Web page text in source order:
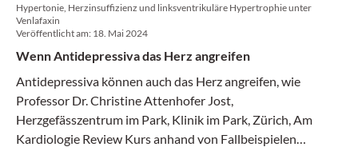
Hypertonie, Herzinsuffizienz und linksventrikuläre Hypertrophie unter
Venlafaxin
Veröffentlicht am: 18. Mai 2024
Wenn Antidepressiva das Herz angreifen
Antidepressiva können auch das Herz angreifen, wie
Professor Dr. Christine Attenhofer Jost,
Herzgefässzentrum im Park, Klinik im Park, Zürich, Am
Kardiologie Review Kurs anhand von Fallbeispielen